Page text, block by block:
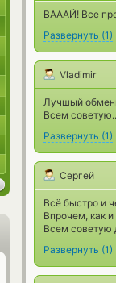
ВАААЙ! Все
Развернуть (1)
Vladimir
Лучшый
Всем советую..
Развернуть (1)
Сергей
Всё быстро и
Впрочем, как и
Всем советую
Развернуть (1)